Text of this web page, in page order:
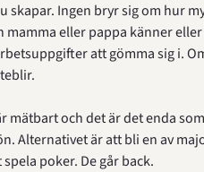
skapar. Ingen bryr sig om hur
mamma eller pappa känner
att gömma sig i.
mätbart och det är det enda
Alternativet är att bli en av
poker. De går back.